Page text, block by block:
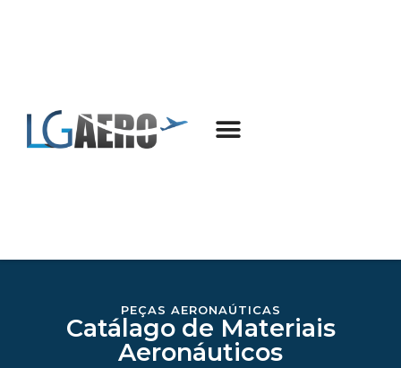
PEÇAS AERONAÚTICAS
Catálago de Materiais
Aeronáuticos